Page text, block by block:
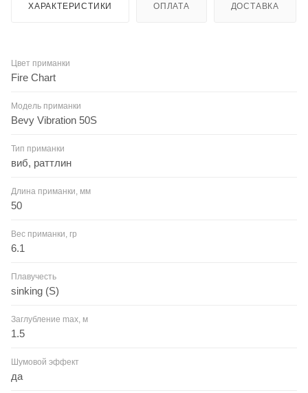
ХАРАКТЕРИСТИКИ ОПЛАТА ДОСТАВКА
Цвет приманки
Fire Chart
Модель приманки
Bevy Vibration 50S
Тип приманки
виб, раттлин
Длина приманки, мм
50
Вес приманки, гр
6.1
Плавучесть
sinking (S)
Заглубление max, м
1.5
Шумовой эффект
да